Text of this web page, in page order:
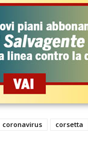
coronavirus corsetta